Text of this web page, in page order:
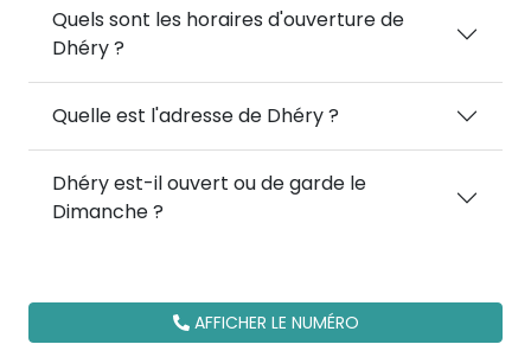
Quels sont les horaires d'ouverture de
Dhéry ?
Quelle est l'adresse de Dhéry ?
Dhéry est-il ouvert ou de garde le
Dimanche ?
AFFICHER LE NUMÉRO